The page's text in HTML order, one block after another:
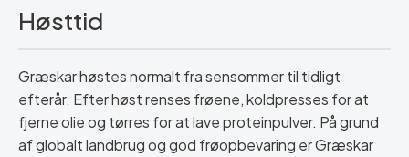
Høsttid
Græskar høstes normalt fra sensommer til tidligt
efterår. Efter høst renses frøene, koldpresses for at
fjerne olie og tørres for at lave proteinpulver. På grund
af globalt landbrug og god frøopbevaring er Græskar